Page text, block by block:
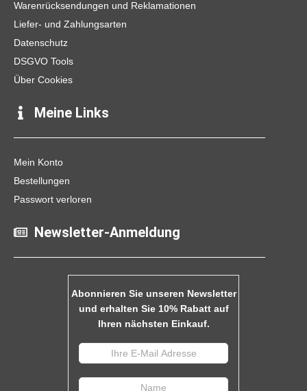
Warenrücksendungen und Reklamationen
Liefer- und Zahlungsarten
Datenschutz
DSGVO Tools
Über Cookies
Meine Links
Mein Konto
Bestellungen
Passwort verloren
Newsletter-Anmeldung
Abonnieren Sie unseren Newsletter
und erhalten Sie 10% Rabatt auf
Ihren nächsten Einkauf.